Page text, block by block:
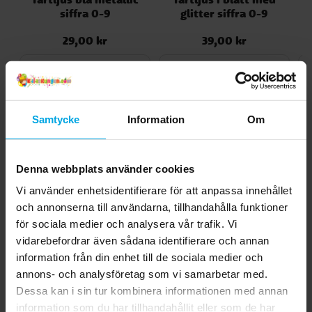
Samtycke Information Om
Denna webbplats använder cookies
Vi använder enhetsidentifierare för att anpassa innehållet
och annonserna till användarna, tillhandahålla funktioner
för sociala medier och analysera vår trafik. Vi
vidarebefordrar även sådana identifierare och annan
information från din enhet till de sociala medier och
annons- och analysföretag som vi samarbetar med.
Dessa kan i sin tur kombinera informationen med annan
information som du har tillhandahållit eller som de har
siffra 0-9
Pris:29,00 kr
29,00 kr
glitter siffra 0-9
Pris:39,00 kr
39,00 kr
Andra köpte även
Sifferballonger Lila 86
Serpentiner - Röda